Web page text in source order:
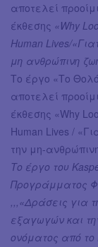
αποτελεί
έκθεσης «Why
Human Lives/
μη ανθρώπινη
Το έργο «Το
αποτελεί
έκθεσης «Why
Human Lives /
την μη-
Το έργο του
Προγράμματος
,,,«Δράσεις για
εξαγωγών και
ονόματος από το